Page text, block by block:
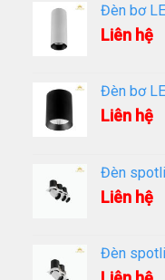
Đèn bơ
Liên hệ
Đèn bơ
Liên hệ
Đèn
Liên hệ
Đèn